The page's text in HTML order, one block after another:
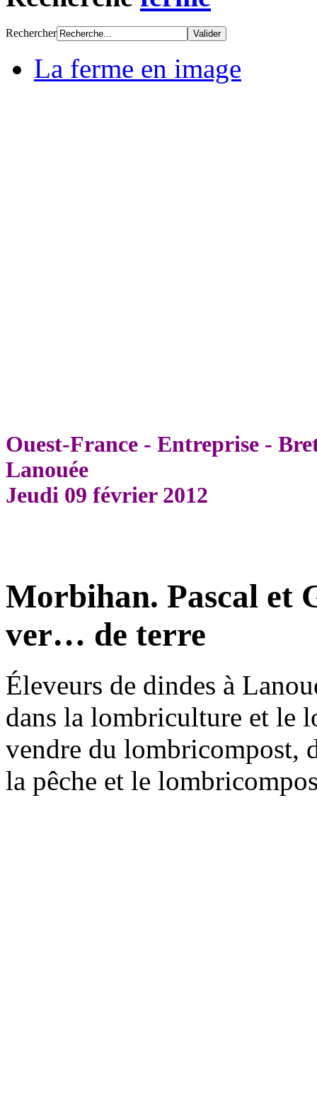
Rechercher
La ferme en image
Ouest-France - Entreprise -
Lanouée
Jeudi 09 février 2012
Morbihan. Pascal et
ver… de terre
Éleveurs de dindes à
dans la lombriculture et le
vendre du lombricompost,
la pêche et le